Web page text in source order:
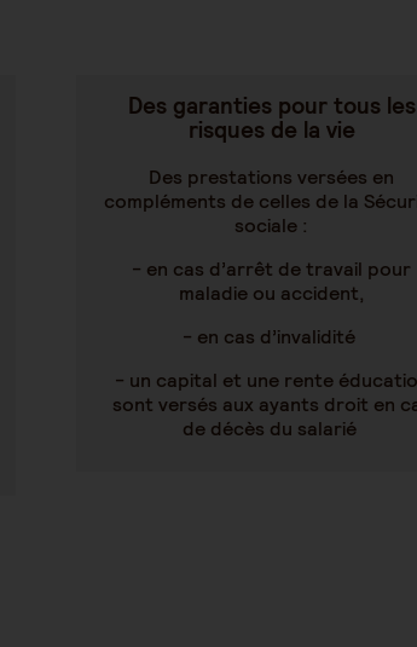
Des garanties pour tous les
risques de la vie
Des prestations versées en
compléments de celles de la
sociale :
- en cas d’arrêt de travail pour
maladie ou accident,
- en cas d’invalidité
- un capital et une rente
sont versés aux ayants droit en
de décès du salarié